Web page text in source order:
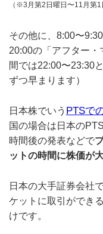
（※3月第2日曜日〜11月第
その他に、8:00〜
20:00の「アフター
間では22:00〜23:30
ずつ早まります）
日本株でいう PTSで
国の場合は日本の
時間後の発表などで
ットの時間に株価が
日本の大手証券会社
ケットに取引ができ
けです。